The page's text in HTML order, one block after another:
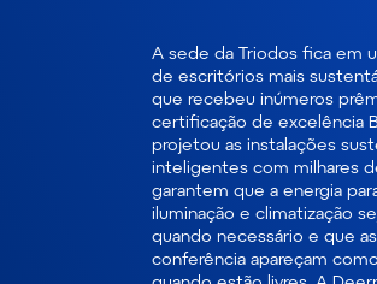
A sede da Triodos fica em
de escritórios mais
que recebeu inúmeros
certificação de excelência
projetou as instalações
inteligentes com milhares
garantem que a energia
iluminação e climatização
quando necessário e que
conferência apareçam